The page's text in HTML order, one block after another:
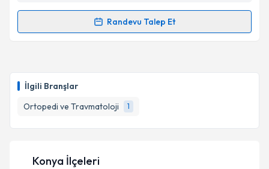
İlgili Branşlar
Ortopedi ve Travmatoloji
1
Randevu Talep Et
Randevu Takvimi Talebi
takvim hazırlandığında e-posta ile bilgilendireceğiz.
Konya İlçeleri